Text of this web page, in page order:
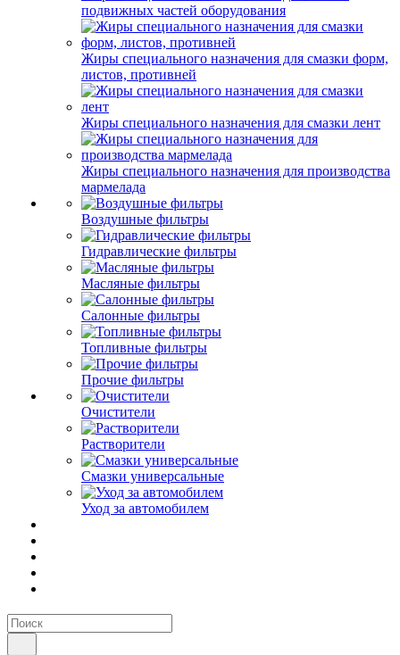
подвижных частей оборудования
Жиры специального назначения для смазки форм,
листов, противней
Жиры специального назначения для смазки лент
Жиры специального назначения для производства
мармелада
Воздушные фильтры
Гидравлические фильтры
Масляные фильтры
Салонные фильтры
Топливные фильтры
Прочие фильтры
Очистители
Растворители
Смазки универсальные
Уход за автомобилем